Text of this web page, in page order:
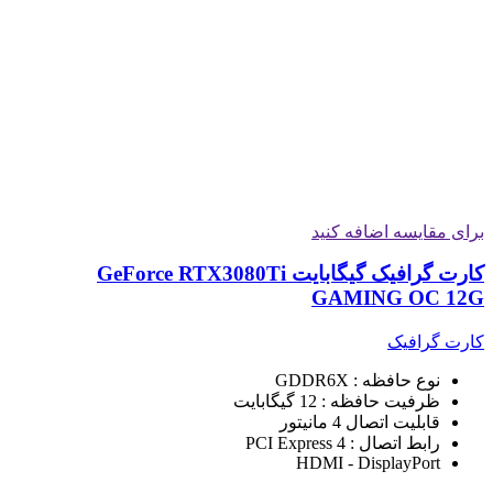
برای مقایسه اضافه کنید
کارت گرافیک گیگابایت GeForce RTX3080Ti
GAMING OC 12G
کارت گرافیک
نوع حافظه : GDDR6X
ظرفیت حافظه : 12 گیگابایت
قابلیت اتصال 4 مانیتور
رابط اتصال : PCI Express 4
HDMI - DisplayPort